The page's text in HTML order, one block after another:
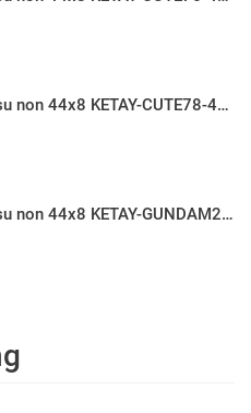
Kê tay đệm cao su non 44x8 KETAY-CUTE78-44X8
Kê tay đệm cao su non 44x8 KETAY-GUNDAM26-44X8